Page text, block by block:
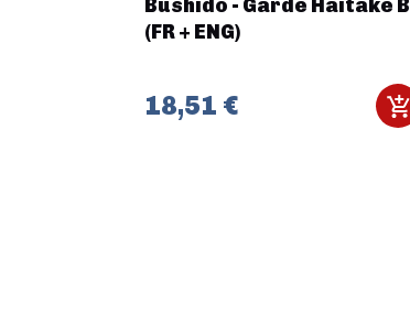
Bushido - Garde Haitake B
(FR + ENG)
18,51 €